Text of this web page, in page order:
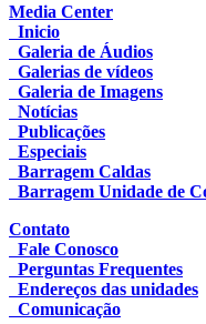
Media Center
Inicio
Galeria de Áudios
Galerias de vídeos
Galeria de Imagens
Notícias
Publicações
Especiais
Barragem Caldas
Barragem Unidade de
Contato
Fale Conosco
Perguntas Frequentes
Endereços das unidades
Comunicação